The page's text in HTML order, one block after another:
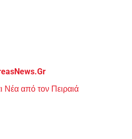
Νέα από τον Πειραιά